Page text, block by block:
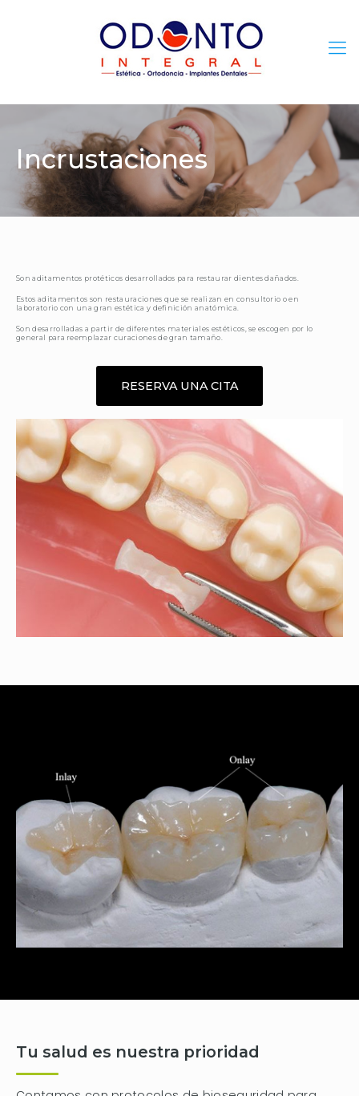
Incrustaciones
Son aditamentos protéticos desarrollados para restaurar dientes dañados.
Estos aditamentos son restauraciones que se realizan en consultorio o en
laboratorio con una gran estética y definición anatómica.
Son desarrolladas a partir de diferentes materiales estéticos, se escogen por lo
general para reemplazar curaciones de gran tamaño.
RESERVA UNA CITA
Tu salud es nuestra prioridad